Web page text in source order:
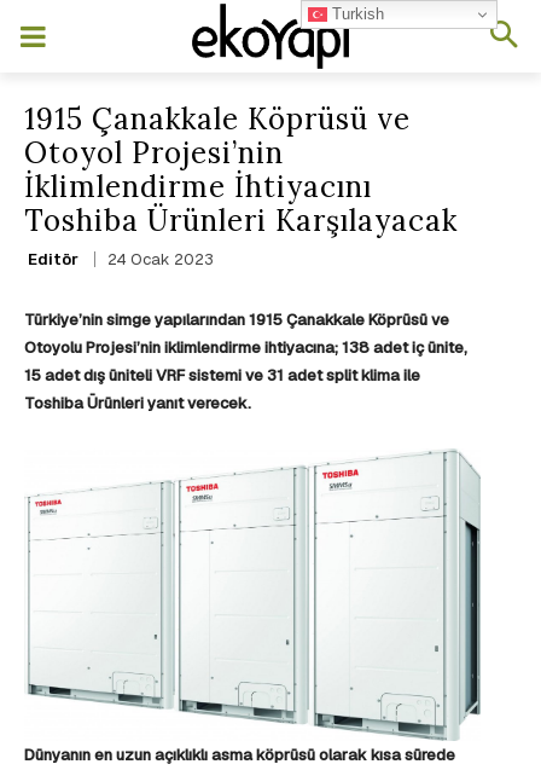
1915 Çanakkale Köprüsü ve
Otoyol Projesi’nin
İklimlendirme İhtiyacını
Toshiba Ürünleri Karşılayacak
Editör 24 Ocak 2023
Türkiye’nin simge yapılarından 1915 Çanakkale Köprüsü ve
Otoyolu Projesi’nin iklimlendirme ihtiyacına; 138 adet iç ünite,
15 adet dış üniteli VRF sistemi ve 31 adet split klima ile
Toshiba Ürünleri yanıt verecek.
Dünyanın en uzun açıklıklı asma köprüsü olarak kısa sürede
Turkish